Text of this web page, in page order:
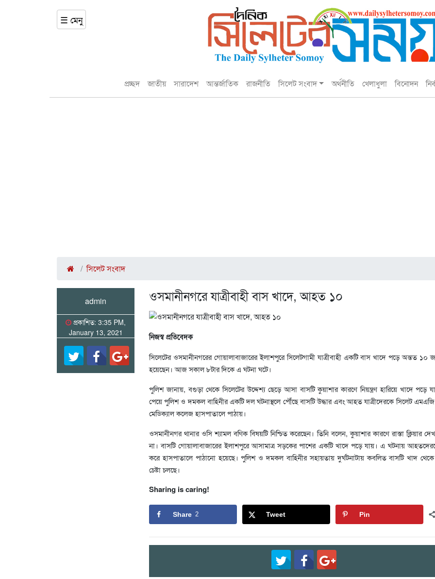
☰ মেনু
প্রচ্ছদ জাতীয় সারাদেশ আন্তর্জাতিক রাজনীতি সিলেট সংবাদ অর্থনীতি খেলাধুলা বিনোদন
সিলেট সংবাদ
admin
প্রকাশিত: 3:35 PM,
January 13, 2021
ওসমানীনগরে যাত্রীবাহী বাস খাদে, আহত ১০
নিজস্ব প্রতিবেদক
সিলেটের ওসমানীনগরের গোয়ালাবাজারের ইলাশপুরে সিলেটগামী যাত্রীবাহী একটি বাস খাদে পড়ে অন্তত
হয়েছেন। আজ সকাল ৮টার দিকে এ ঘটনা ঘটে।
পুলিশ জানায়, বগুড়া থেকে সিলেটের উদ্দেশ্য ছেড়ে আসা বাসটি কুয়াশার কারণে নিয়ন্ত্রণ হারিয়ে খাদে পড়ে
পেয়ে পুলিশ ও দমকল বাহিনীর একটি দল ঘটনাস্থলে পৌঁছে বাসটি উদ্ধার এবং আহত যাত্রীদেরকে সিলেট
মেডিক্যাল কলেজ হাসপাতালে পাঠায়।
ওসমানীনগর থানার ওসি শ্যামল বণিক বিষয়টি নিশ্চিত করেছেন। তিনি বলেন, কুয়াশার কারণে রাস্তা ক্লিয়ার
না। বাসটি গোয়ালাবাজারের ইলাশপুরে আসামাত্র সড়কের পাশের একটি খাদে পড়ে যায়। এ ঘটনায়
করে হাসপাতালে পাঠানো হয়েছে। পুলিশ ও দমকল বাহিনীর সহায়তায় দুর্ঘটনাটায় কবলিত বাসটি খাদ থেকে
চেষ্টা চলছে।
Sharing is caring!
Share 2 Tweet Pin